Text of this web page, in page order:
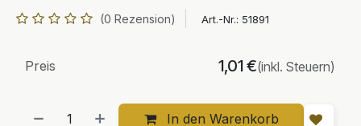
(0 Rezension) Art.-Nr.: 51891
In den Warenkorb
Preis 1,01€(inkl. Steuern)